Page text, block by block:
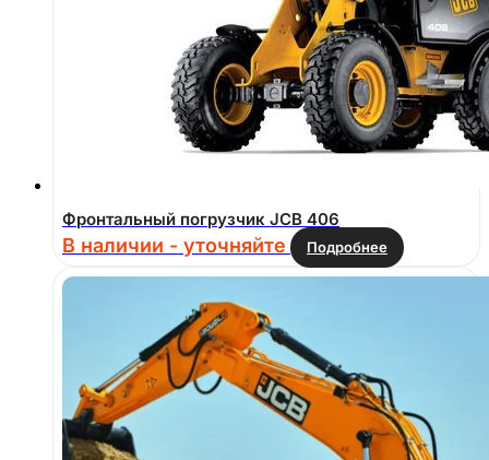
Фронтальный погрузчик JCB 406
В наличии - уточняйте Подробнее